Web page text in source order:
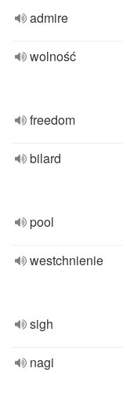
admire
wolność
freedom
bilard
pool
westchnienie
sigh
nagi